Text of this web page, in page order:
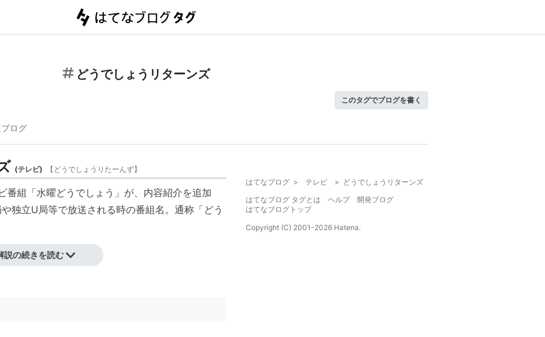
どうでしょうリターンズ
このタグでブログを書く
ログ
(テレビ) 【 どうでしょうりたーんず】
番組「水曜どうでしょう」が、内容紹介を追加
独立U局等で放送される時の番組名。通称「どう
は安田顕。
説の続きを読む
はてなブログ > テレビ > どうでしょうリターンズ
はてなブログ タグとは
ヘルプ
開発ブログ
はてなブログトップ
Copyright (C) 2001-2026 Hatena.